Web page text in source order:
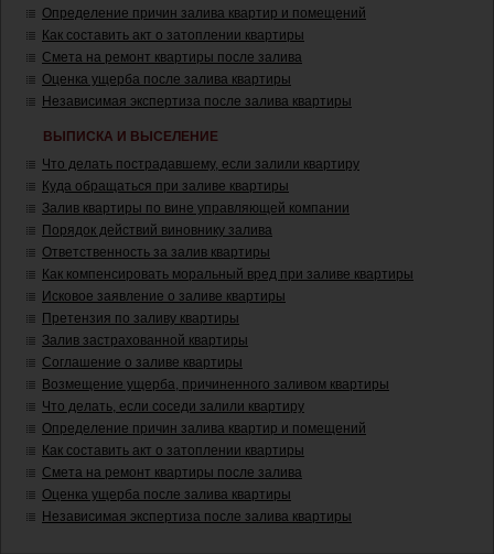
Определение причин залива квартир и помещений
Как составить акт о затоплении квартиры
Смета на ремонт квартиры после залива
Оценка ущерба после залива квартиры
Независимая экспертиза после залива квартиры
ВЫПИСКА И ВЫСЕЛЕНИЕ
Что делать пострадавшему, если залили квартиру
Куда обращаться при заливе квартиры
Залив квартиры по вине управляющей компании
Порядок действий виновнику залива
Ответственность за залив квартиры
Как компенсировать моральный вред при заливе квартиры
Исковое заявление о заливе квартиры
Претензия по заливу квартиры
Залив застрахованной квартиры
Соглашение о заливе квартиры
Возмещение ущерба, причиненного заливом квартиры
Что делать, если соседи залили квартиру
Определение причин залива квартир и помещений
Как составить акт о затоплении квартиры
Смета на ремонт квартиры после залива
Оценка ущерба после залива квартиры
Независимая экспертиза после залива квартиры